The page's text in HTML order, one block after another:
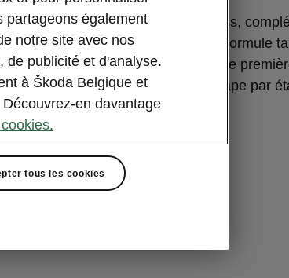
Dans l'application Powerpass,
personnelles, choisissez la formule
adaptée et commandez votre
Pour suivre la procédure étape par
autres diapositives.
partageons également
notre site avec nos
de publicité et d'analyse.
à Škoda Belgique et
en davantage
tous les cookies